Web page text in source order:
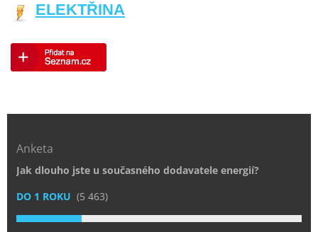
ELEKTŘINA
Anketa
Jak dlouho jste u současného dodavatele energií?
DO 1 ROKU (5 463)